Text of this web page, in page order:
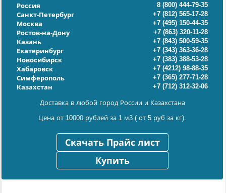
Россия
8 (800) 444-79-35
Санкт-Петербург
+7 (812) 565-17-28
Москва
+7 (495) 150-44-35
Ростов-на-Дону
+7 (863) 320-11-28
Казань
+7 (843) 500-59-35
Екатеринбург
+7 (343) 363-36-28
Новосибирск
+7 (383) 388-53-28
Хабаровск
+7 (4212) 98-88-35
Симферополь
+7 (365) 277-71-28
Казахстан
+7 (712) 312-32-06
Доставка в любой город России и Казахстана
Цена от 10000 рублей за 1 м3 ( от 5 руб за кг).
Скачать Прайс лист
Купить